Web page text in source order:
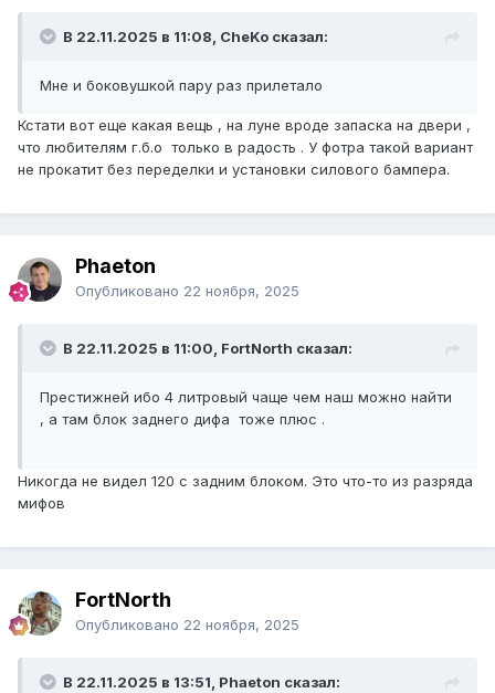
В 22.11.2025 в 11:08, CheKo сказал:
Мне и боковушкой пару раз прилетало
Кстати вот еще какая вещь , на луне вроде запаска на двери ,
что любителям г.б.о только в радость . У фотра такой вариант
не прокатит без переделки и установки силового бампера.
Phaeton
Опубликовано 22 ноября, 2025
В 22.11.2025 в 11:00, FоrtNorth сказал:
Престижней ибо 4 литровый чаще чем наш можно найти
, а там блок заднего дифа тоже плюс .
Никогда не видел 120 с задним блоком. Это что-то из разряда
мифов
FоrtNorth
Опубликовано 22 ноября, 2025
В 22.11.2025 в 13:51, Phaeton сказал: